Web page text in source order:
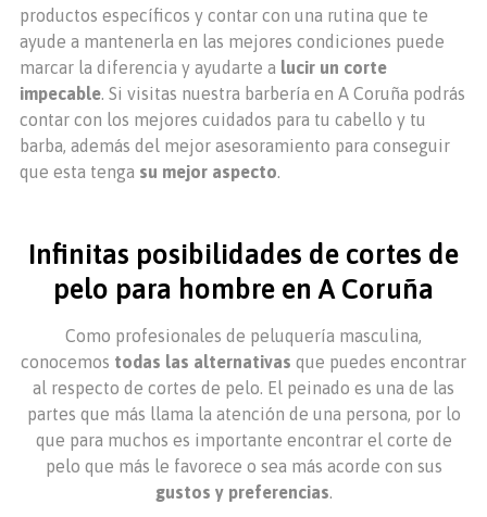
productos específicos y contar con una rutina que te
ayude a mantenerla en las mejores condiciones puede
marcar la diferencia y ayudarte a lucir un corte
impecable. Si visitas nuestra barbería en A Coruña podrás
contar con los mejores cuidados para tu cabello y tu
barba, además del mejor asesoramiento para conseguir
que esta tenga su mejor aspecto.
Infinitas posibilidades de cortes de
pelo para hombre en A Coruña
Como profesionales de peluquería masculina,
conocemos todas las alternativas que puedes encontrar
al respecto de cortes de pelo. El peinado es una de las
partes que más llama la atención de una persona, por lo
que para muchos es importante encontrar el corte de
pelo que más le favorece o sea más acorde con sus
gustos y preferencias.